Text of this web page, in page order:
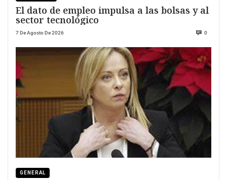
El dato de empleo impulsa a las bolsas y al
sector tecnológico
7 De Agosto De 2026 0
GENERAL